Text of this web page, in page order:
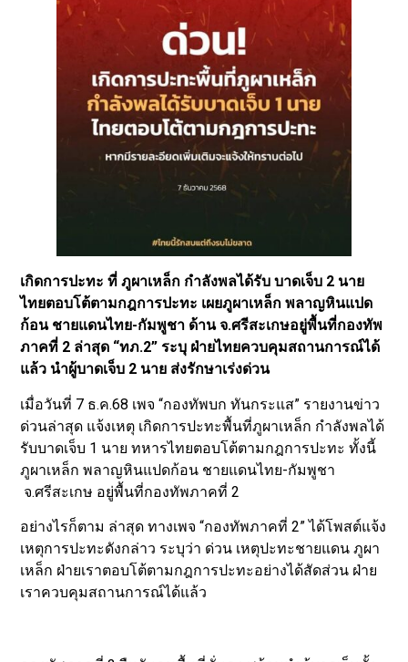
เกิดการปะทะ ที่ ภูผาเหล็ก กำลังพลได้รับ บาดเจ็บ 2 นาย
ไทยตอบโต้ตามกฎการปะทะ เผยภูผาเหล็ก พลาญหินแปด
ก้อน ชายแดนไทย-กัมพูชา ด้าน จ.ศรีสะเกษอยู่พื้นที่กองทัพ
ภาคที่ 2 ล่าสุด “ทภ.2” ระบุ ฝ่ายไทยควบคุมสถานการณ์ได้
แล้ว นำผู้บาดเจ็บ 2 นาย ส่งรักษาเร่งด่วน
เมื่อวันที่ 7 ธ.ค.68 เพจ “กองทัพบก ทันกระแส” รายงานข่าว
ด่วนล่าสุด แจ้งเหตุ เกิดการปะทะพื้นที่ภูผาเหล็ก กำลังพลได้
รับบาดเจ็บ 1 นาย ทหารไทยตอบโต้ตามกฎการปะทะ ทั้งนี้
ภูผาเหล็ก พลาญหินแปดก้อน ชายแดนไทย-กัมพูชา
จ.ศรีสะเกษ อยู่พื้นที่กองทัพภาคที่ 2
อย่างไรก็ตาม ล่าสุด ทางเพจ “กองทัพภาคที่ 2” ได้โพสต์แจ้ง
เหตุการปะทะดังกล่าว ระบุว่า ด่วน เหตุปะทะชายแดน ภูผา
เหล็ก ฝ่ายเราตอบโต้ตามกฎการปะทะอย่างได้สัดส่วน ฝ่าย
เราควบคุมสถานการณ์ได้แล้ว